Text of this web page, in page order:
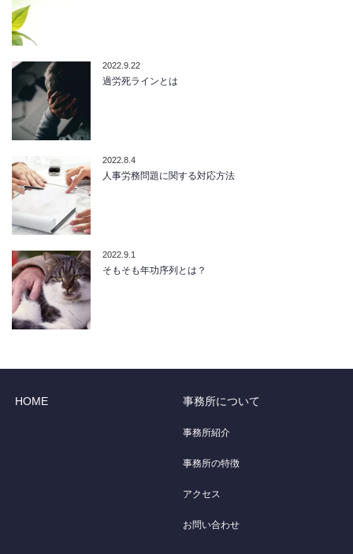
2022.9.22
過労死ラインとは
2022.8.4
人事労務問題に関する対応方法
2022.9.1
そもそも年功序列とは？
HOME 事務所について
事務所紹介
事務所の特徴
アクセス
お問い合わせ